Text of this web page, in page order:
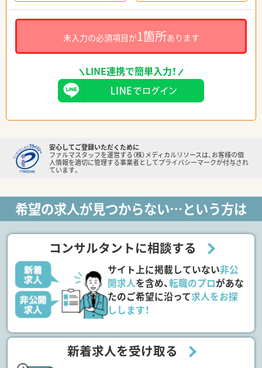
未入力の必須項目が1箇所あります
LINE連携で簡単入力！
安心してご登録いただくために
ファルマスタッフを運営する（株）メディカルリソースは、お客様の個
人情報を適切に管理する事業者としてプライバシーマークが付与され
ています。
希望の求人が見つからない…という方は
コンサルタントに相談する
サイト上に掲載していない非公
開求人を含め、転職のプロがあな
たのご希望に沿って求人をお探
しします！
新着求人を受け取る